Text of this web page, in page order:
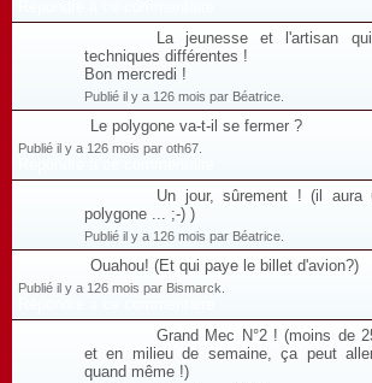
La jeunesse et l'artisan
techniques différentes !
Bon mercredi !
Publié il y a 126 mois par Béatrice.
Le polygone va-t-il se fermer ?
Publié il y a 126 mois par oth67.
Un jour, sûrement ! (il
polygone ... ;-) )
Publié il y a 126 mois par Béatrice.
Ouahou! (Et qui paye le billet d'avion?)
Publié il y a 126 mois par Bismarck.
Grand Mec N°2 ! (moins de
et en milieu de semaine, ça peut
quand même !)